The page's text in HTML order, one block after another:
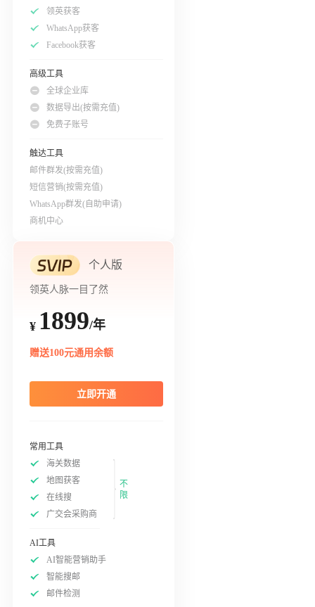
领英获客
WhatsApp获客
Facebook获客
高级工具
全球企业库
数据导出(按需充值)
免费子账号
触达工具
邮件群发(按需充值)
短信营销(按需充值)
WhatsApp群发(自助申请)
商机中心
个人版
领英人脉一目了然
¥ 1899/年
赠送100元通用余额
立即开通
常用工具
海关数据
地图获客
在线搜
广交会采购商
不
限
AI工具
AI智能营销助手
智能搜邮
邮件检测